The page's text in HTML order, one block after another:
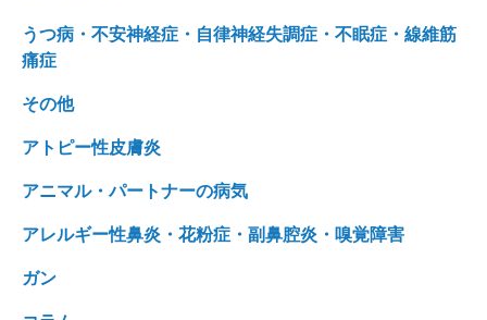
うつ病・不安神経症・自律神経失調症・不眠症・線維筋
痛症
その他
アトピー性皮膚炎
アニマル・パートナーの病気
アレルギー性鼻炎・花粉症・副鼻腔炎・嗅覚障害
ガン